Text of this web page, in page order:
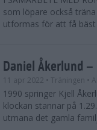
som löpare också
utformas för att få bäst
Daniel Åkerlund
11 apr 2022 • Träningen •
1990 springer Kjell
klockan stannar på
utmana det gamla